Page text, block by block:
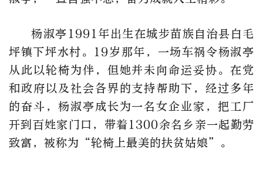
杨淑亭1991年出生在城步苗族自治县白毛
坪镇下坪水村。19岁那年，一场车祸令杨淑亭
从此以轮椅为伴，但她并未向命运妥协。在党
和政府以及社会各界的支持帮助下，经过多年
的奋斗，杨淑亭成长为一名女企业家，把工厂
开到百姓家门口，带着1300余名乡亲一起勤劳
致富，被称为“轮椅上最美的扶贫姑娘”。